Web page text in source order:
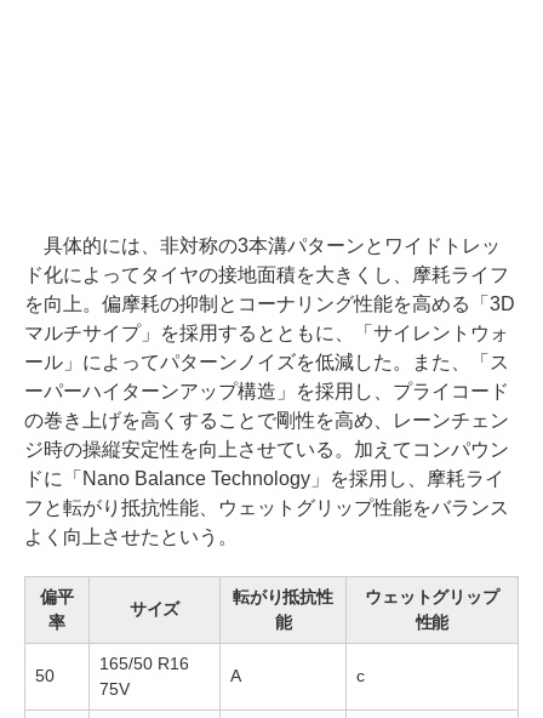
具体的には、非対称の3本溝パターンとワイドトレッ
ド化によってタイヤの接地面積を大きくし、摩耗ライフ
を向上。偏摩耗の抑制とコーナリング性能を高める「3D
マルチサイプ」を採用するとともに、「サイレントウォ
ール」によってパターンノイズを低減した。また、「ス
ーパーハイターンアップ構造」を採用し、プライコード
の巻き上げを高くすることで剛性を高め、レーンチェン
ジ時の操縦安定性を向上させている。加えてコンパウン
ドに「Nano Balance Technology」を採用し、摩耗ライ
フと転がり抵抗性能、ウェットグリップ性能をバランス
よく向上させたという。
偏平
率
サイズ
転がり抵抗性
能
ウェットグリップ
性能
50
165/50 R16
75V
A c